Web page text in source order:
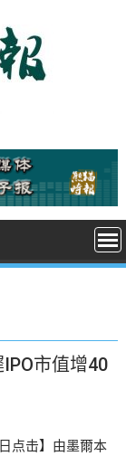
市值增40
日点击】由墨爾本